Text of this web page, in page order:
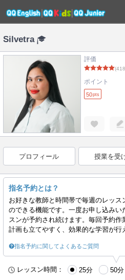
Silvetra
評価
ポイント
50pts
プロフィール 授業を受
指名予約とは？
お好きな教師と時間帯で毎週のレッス
のできる機能です。一度お申し込みい
スンが予約され続けます。毎回予約
計画も立てやすく、効果的な学習が行
指名予約に関してよくあるご質問
レッスン時間： 25分 50分